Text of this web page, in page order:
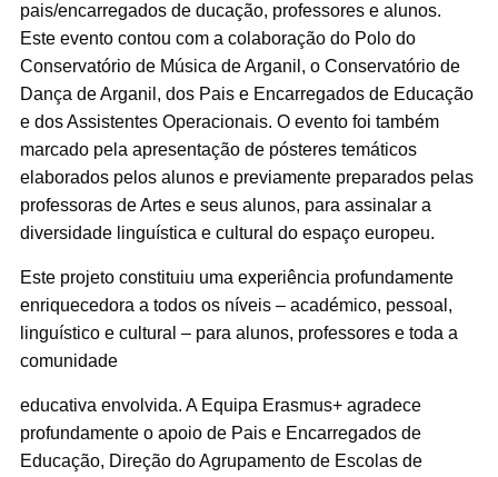
pais/encarregados de ducação, professores e alunos.
Este evento contou com a colaboração do Polo do
Conservatório de Música de Arganil, o Conservatório de
Dança de Arganil, dos Pais e Encarregados de Educação
e dos Assistentes Operacionais. O evento foi também
marcado pela apresentação de pósteres temáticos
elaborados pelos alunos e previamente preparados pelas
professoras de Artes e seus alunos, para assinalar a
diversidade linguística e cultural do espaço europeu.
Este projeto constituiu uma experiência profundamente
enriquecedora a todos os níveis – académico, pessoal,
linguístico e cultural – para alunos, professores e toda a
comunidade
educativa envolvida. A Equipa Erasmus+ agradece
profundamente o apoio de Pais e Encarregados de
Educação, Direção do Agrupamento de Escolas de